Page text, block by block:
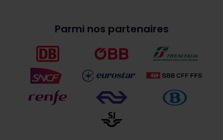
Parmi nos partenaires